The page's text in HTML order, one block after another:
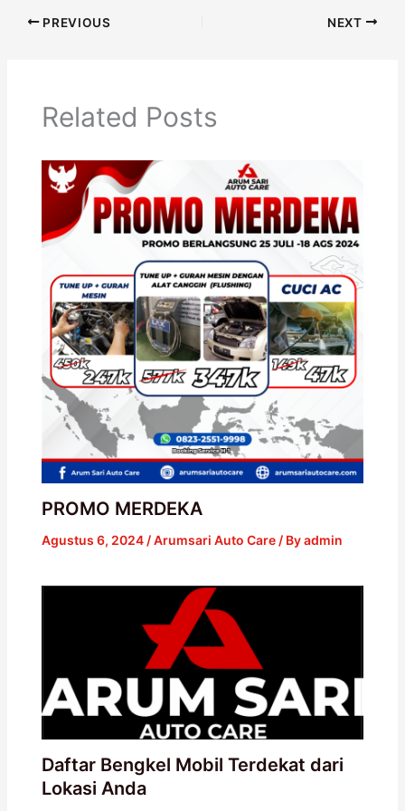
PREVIOUS NEXT
Related Posts
PROMO MERDEKA
Agustus 6, 2024 /Arumsari Auto Care/ Byadmin
Daftar Bengkel Mobil Terdekat dari
Lokasi Anda